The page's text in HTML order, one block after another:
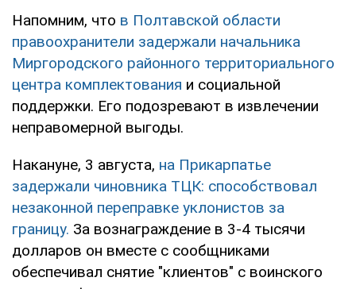
Напомним, что в Полтавской области
правоохранители задержали начальника
Миргородского районного территориального
центра комплектования и социальной
поддержки. Его подозревают в извлечении
неправомерной выгоды.
Накануне, 3 августа, на Прикарпатье
задержали чиновника ТЦК: способствовал
незаконной переправке уклонистов за
границу. За вознаграждение в 3-4 тысячи
долларов он вместе с сообщниками
обеспечивал снятие "клиентов" с воинского